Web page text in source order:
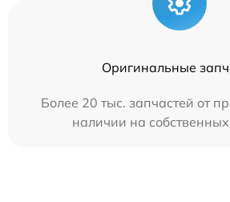
Оригинальные
Более 20 тыс. запчастей от
наличии на